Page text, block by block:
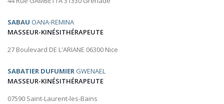
SABAU OANA-REMINA
MASSEUR-KINÉSITHÉRAPEUTE
27 Boulevard DE L'ARIANE 06300 Nice
SABATIER DUFUMIER GWENAEL
MASSEUR-KINÉSITHÉRAPEUTE
07590 Saint-Laurent-les-Bains